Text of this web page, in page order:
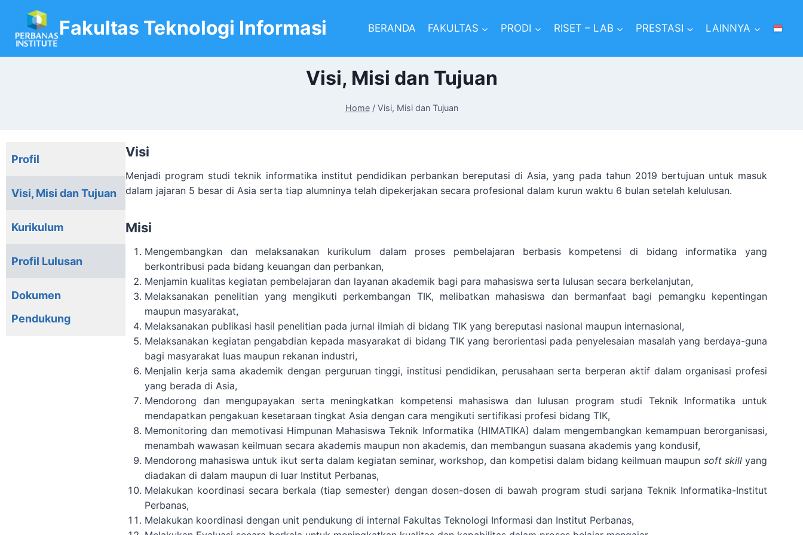
content
Fakultas Teknologi Informasi BERANDA FAKULTAS PRODI RISET – LAB PRESTASI LAINNYA
Visi, Misi dan Tujuan
Home / Visi, Misi dan Tujuan
Profil
Visi, Misi dan Tujuan
Kurikulum
Profil Lulusan
Dokumen
Pendukung
Visi
Menjadi program studi teknik informatika institut pendidikan perbankan bereputasi di Asia, yang pada tahun 2019 bertujuan untuk masuk
dalam jajaran 5 besar di Asia serta tiap alumninya telah dipekerjakan secara profesional dalam kurun waktu 6 bulan setelah kelulusan.
Misi
Mengembangkan dan melaksanakan kurikulum dalam proses pembelajaran berbasis kompetensi di bidang informatika yang
berkontribusi pada bidang keuangan dan perbankan,
Menjamin kualitas kegiatan pembelajaran dan layanan akademik bagi para mahasiswa serta lulusan secara berkelanjutan,
Melaksanakan penelitian yang mengikuti perkembangan TIK, melibatkan mahasiswa dan bermanfaat bagi pemangku kepentingan
maupun masyarakat,
Melaksanakan publikasi hasil penelitian pada jurnal ilmiah di bidang TIK yang bereputasi nasional maupun internasional,
Melaksanakan kegiatan pengabdian kepada masyarakat di bidang TIK yang berorientasi pada penyelesaian masalah yang berdaya-guna
bagi masyarakat luas maupun rekanan industri,
Menjalin kerja sama akademik dengan perguruan tinggi, institusi pendidikan, perusahaan serta berperan aktif dalam organisasi profesi
yang berada di Asia,
Mendorong dan mengupayakan serta meningkatkan kompetensi mahasiswa dan lulusan program studi Teknik Informatika untuk
mendapatkan pengakuan kesetaraan tingkat Asia dengan cara mengikuti sertifikasi profesi bidang TIK,
Memonitoring dan memotivasi Himpunan Mahasiswa Teknik Informatika (HIMATIKA) dalam mengembangkan kemampuan berorganisasi,
menambah wawasan keilmuan secara akademis maupun non akademis, dan membangun suasana akademis yang kondusif,
Mendorong mahasiswa untuk ikut serta dalam kegiatan seminar, workshop, dan kompetisi dalam bidang keilmuan maupun soft skillyang
diadakan di dalam maupun di luar Institut Perbanas,
Melakukan koordinasi secara berkala (tiap semester) dengan dosen-dosen di bawah program studi sarjana Teknik Informatika-Institut
Perbanas,
Melakukan koordinasi dengan unit pendukung di internal Fakultas Teknologi Informasi dan Institut Perbanas,